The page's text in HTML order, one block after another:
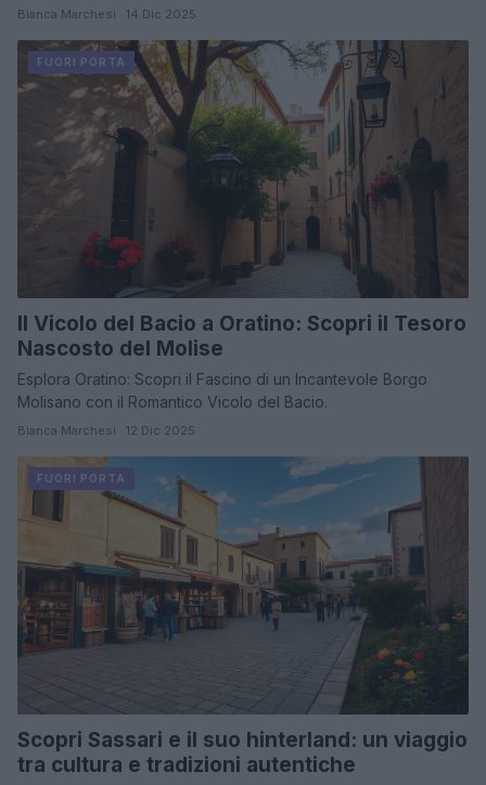
Bianca Marchesi · 14 Dic 2025
FUORI PORTA
Il Vicolo del Bacio a Oratino: Scopri il Tesoro
Nascosto del Molise
Esplora Oratino: Scopri il Fascino di un Incantevole Borgo
Molisano con il Romantico Vicolo del Bacio.
Bianca Marchesi · 12 Dic 2025
FUORI PORTA
Scopri Sassari e il suo hinterland: un viaggio
tra cultura e tradizioni autentiche